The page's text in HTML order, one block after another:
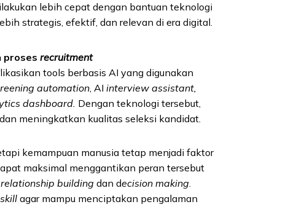
lebih cepat dengan bantuan teknologi
strategis, efektif, dan relevan di era digital.
proses recruitment
tools berbasis AI yang digunakan
automation, AI interview assistant,
dashboard. Dengan teknologi tersebut,
meningkatkan kualitas seleksi kandidat.
kemampuan manusia tetap menjadi faktor
maksimal menggantikan peran tersebut
relationship building dan decision making.
agar mampu menciptakan pengalaman